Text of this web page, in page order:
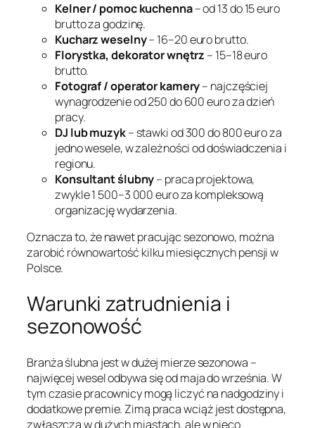
Kelner / pomoc kuchenna– od 13 do 15 euro
brutto za godzinę.
Kucharz weselny– 16–20 euro brutto.
Florystka, dekorator wnętrz – 15–18 euro
brutto.
Fotograf / operator kamery– najczęściej
wynagrodzenie od 250 do 600 euro za dzień
pracy.
DJ lub muzyk– stawki od 300 do 800 euro za
jedno wesele, w zależności od doświadczenia i
regionu.
Konsultant ślubny– praca projektowa,
zwykle 1 500–3 000 euro za kompleksową
organizację wydarzenia.
Oznacza to, że nawet pracując sezonowo, można
zarobić równowartość kilku miesięcznych pensji w
Polsce.
Warunki zatrudnienia i
sezonowość
Branża ślubna jest w dużej mierze sezonowa –
najwięcej wesel odbywa się od maja do września. W
tym czasie pracownicy mogą liczyć na nadgodziny i
dodatkowe premie. Zimą praca wciąż jest dostępna,
zwłaszcza w dużych miastach, ale w nieco